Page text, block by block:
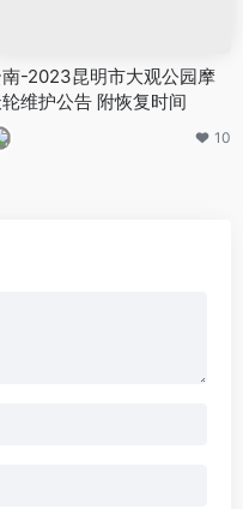
-2023昆明市大观公园摩
维护公告 附恢复时间
10